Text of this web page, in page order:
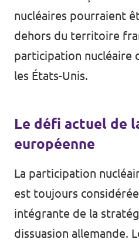
nucléaires pourraient
dehors du territoire
participation nucléaire
les États-Unis.
Le défi actuel de
européenne
La participation
est toujours
intégrante de la
dissuasion allemande.